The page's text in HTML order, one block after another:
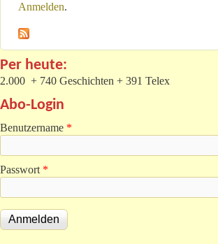
Anmelden.
Per heute:
2.000 + 740 Geschichten + 391 Telex
Abo-Login
Benutzername *
Passwort *